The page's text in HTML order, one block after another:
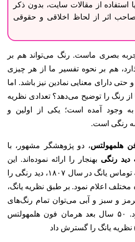
استفاده از مقالات سایت، بدون ذکر
اثر از لحاظ اخلاقی و حقوقی
بصری ماست. رنگ می‌تواند هم بر
هم بر نحوه تفسیر ما از هر چیزی
و حتی دارای معنایی نمادین نیز باشد. اما
رنگ را توضیح می‌دهد؟ تعدادی نظریه
به وجود آمده است؛ یکی از اولین و
رنگی است.
هلمهولتس، دو پژوهشگر مشهور، با
دید رنگی بهنجار را ارائه نموده‌اند. این
نظریه از آنجا آغاز شد که توماس یانگ در سال ۱۸۰۷، دید رنگی را
اعلام نمود. بر طبق نظریه یانگ،
و سبز و آبی می‌توان تمام رنگ‌های
طیف رنگی را تولید کرد. ۵۰ سال بعد هرمان فون هلمهولتس